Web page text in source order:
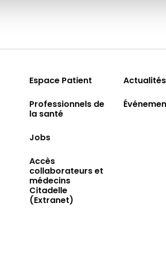
Espace Patient
Professionnels de
la santé
Jobs
Accès
collaborateurs et
médecins
Citadelle
(Extranet)
Actualités